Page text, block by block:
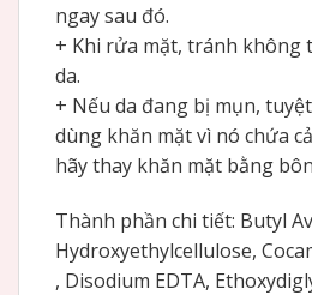
ngay sau đó.
+ Khi rửa mặt, tránh không
da.
+ Nếu da đang bị mụn,
dùng khăn mặt vì nó chứa
hãy thay khăn mặt bằng
Thành phần chi tiết: Butyl
Hydroxyethylcellulose​,​
,​ Disodium EDTA​,​